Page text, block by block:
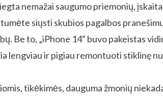
nemažai saugumo priemonių,
siųsti skubios pagalbos
Be to, „iPhone 14“ buvo pakeistas
lengviau ir pigiau remontuoti stiklinę
tikėkimės, dauguma žmonių